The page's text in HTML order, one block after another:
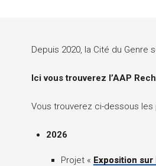
Depuis 2020, la Cité du
Ici vous trouverez l’AAP
Vous trouverez ci-dessous
2026
Projet « Exposition